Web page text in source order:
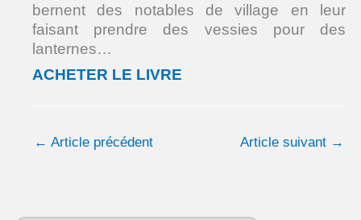
bernent des notables de village en leur
faisant prendre des vessies pour des
lanternes…
ACHETER LE LIVRE
← Article précédent Article suivant →